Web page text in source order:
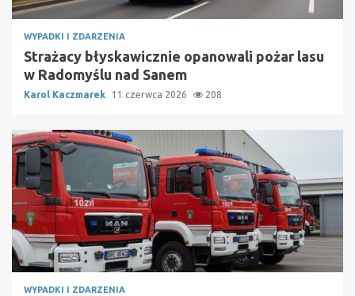
WYPADKI I ZDARZENIA
Strażacy błyskawicznie opanowali pożar lasu
w Radomyślu nad Sanem
Karol Kaczmarek 11 czerwca 2026 208
WYPADKI I ZDARZENIA